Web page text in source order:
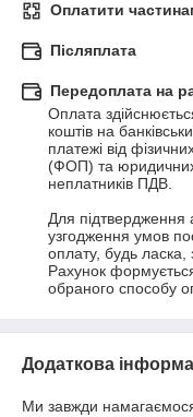
Оплатити
Післяплата
Передоплата на
Оплата
коштів на
платежі від
(ФОП) та юридичних
неплатників ПДВ.
Для підтвердження
узгодження умов
оплату, будь
Рахунок
обраного способу
Додаткова
Ми завжди